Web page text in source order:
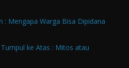
: Mengapa Warga Bisa Dipidana
ke Atas : Mitos atau